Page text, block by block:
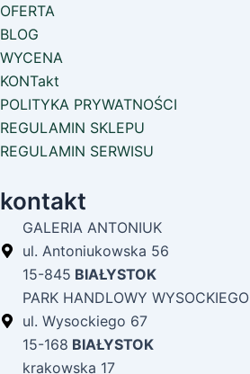
OFERTA
BLOG
WYCENA
KONTakt
POLITYKA PRYWATNOŚCI
REGULAMIN SKLEPU
REGULAMIN SERWISU
kontakt
GALERIA ANTONIUK
ul. Antoniukowska 56
15-845 BIAŁYSTOK
PARK HANDLOWY WYSOCKIEGO
ul. Wysockiego 67
15-168 BIAŁYSTOK
krakowska 17